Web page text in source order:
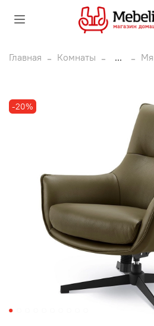
Главная Комнаты ...
-20%